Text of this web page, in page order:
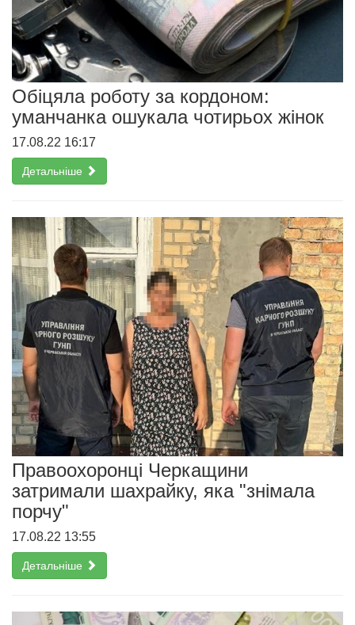
Обіцяла роботу за кордоном:
уманчанка ошукала чотирьох жінок
17.08.22 16:17
Детальніше
Правоохоронці Черкащини
затримали шахрайку, яка "знімала
порчу"
17.08.22 13:55
Детальніше